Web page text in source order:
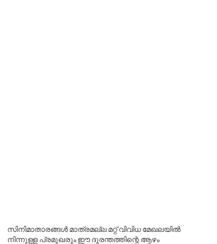
സിനിമാതാരങ്ങൾ മാത്രമല്ല മറ്റ് വിവിധ മേഖലയിൽ
നിന്നുള്ള പ്രമുഖരും ഈ ദുരന്തത്തിന്റെ ആഴം